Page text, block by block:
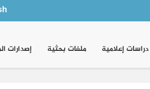
دراسات إعلامية ملفات بحثية إصدارات